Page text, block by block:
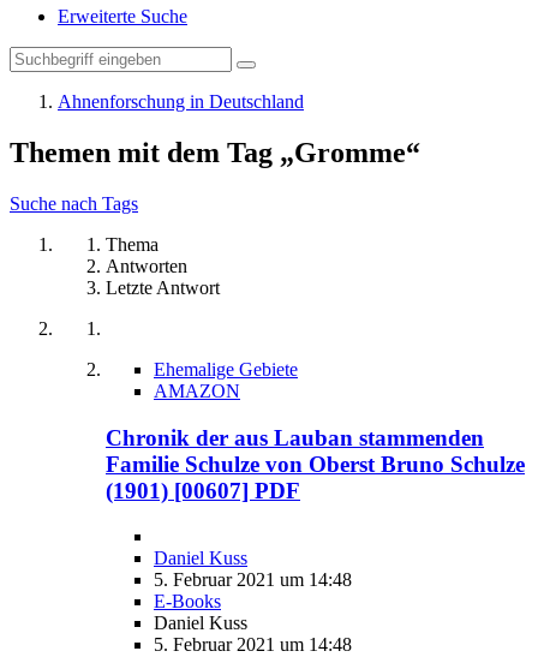
Erweiterte Suche
Ahnenforschung in Deutschland
Themen mit dem Tag „Gromme“
Suche nach Tags
Thema
Antworten
Letzte Antwort
Ehemalige Gebiete
AMAZON
Chronik der aus Lauban stammenden
Familie Schulze von Oberst Bruno Schulze
(1901) [00607] PDF
Daniel Kuss
5. Februar 2021 um 14:48
E-Books
Daniel Kuss
5. Februar 2021 um 14:48